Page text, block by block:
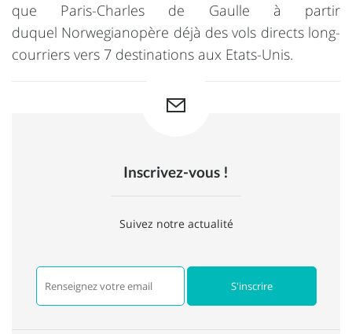
que Paris-Charles de Gaulle à partir
duquel Norwegianopère déjà des vols directs long-
courriers vers 7 destinations aux Etats-Unis.
Inscrivez-vous !
Suivez notre actualité